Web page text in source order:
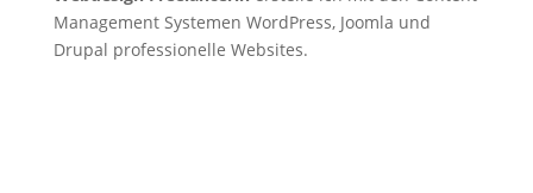
Management Systemen WordPress, Joomla und
Drupal professionelle Websites.